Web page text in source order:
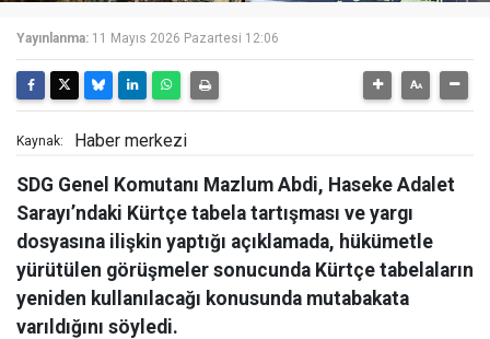
Yayınlanma: 11 Mayıs 2026 Pazartesi 12:06
Kaynak: Haber merkezi
SDG Genel Komutanı Mazlum Abdi, Haseke Adalet
Sarayı’ndaki Kürtçe tabela tartışması ve yargı
dosyasına ilişkin yaptığı açıklamada, hükümetle
yürütülen görüşmeler sonucunda Kürtçe tabelaların
yeniden kullanılacağı konusunda mutabakata
varıldığını söyledi.